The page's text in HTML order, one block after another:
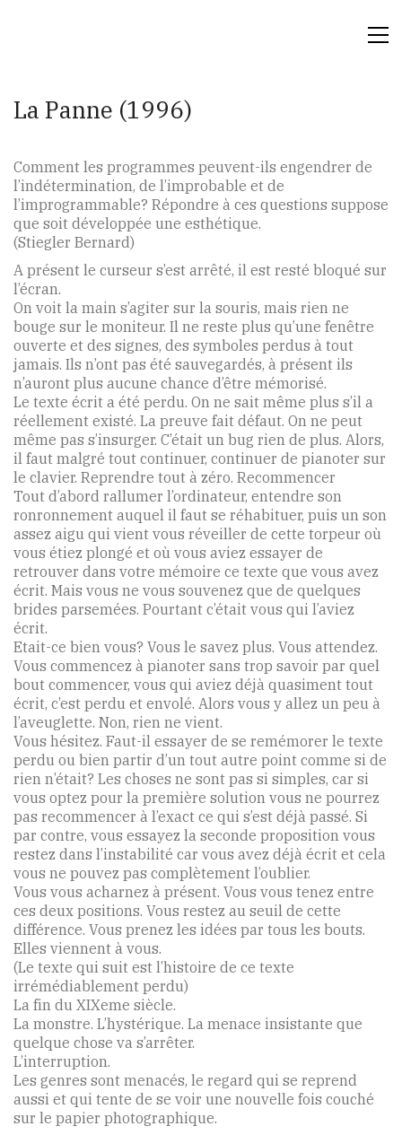
La Panne (1996)
Comment les programmes peuvent-ils engendrer de
l’indétermination, de l’improbable et de
l’improgrammable? Répondre à ces questions suppose
que soit développée une esthétique.
(Stiegler Bernard)
A présent le curseur s’est arrêté, il est resté bloqué sur
l’écran.
On voit la main s’agiter sur la souris, mais rien ne
bouge sur le moniteur. Il ne reste plus qu’une fenêtre
ouverte et des signes, des symboles perdus à tout
jamais. Ils n’ont pas été sauvegardés, à présent ils
n’auront plus aucune chance d’être mémorisé.
Le texte écrit a été perdu. On ne sait même plus s’il a
réellement existé. La preuve fait défaut. On ne peut
même pas s’insurger. C’était un bug rien de plus. Alors,
il faut malgré tout continuer, continuer de pianoter sur
le clavier. Reprendre tout à zéro. Recommencer
Tout d’abord rallumer l’ordinateur, entendre son
ronronnement auquel il faut se réhabituer, puis un son
assez aigu qui vient vous réveiller de cette torpeur où
vous étiez plongé et où vous aviez essayer de
retrouver dans votre mémoire ce texte que vous avez
écrit. Mais vous ne vous souvenez que de quelques
brides parsemées. Pourtant c’était vous qui l’aviez
écrit.
Etait-ce bien vous? Vous le savez plus. Vous attendez.
Vous commencez à pianoter sans trop savoir par quel
bout commencer, vous qui aviez déjà quasiment tout
écrit, c’est perdu et envolé. Alors vous y allez un peu à
l’aveuglette. Non, rien ne vient.
Vous hésitez. Faut-il essayer de se remémorer le texte
perdu ou bien partir d’un tout autre point comme si de
rien n’était? Les choses ne sont pas si simples, car si
vous optez pour la première solution vous ne pourrez
pas recommencer à l’exact ce qui s’est déjà passé. Si
par contre, vous essayez la seconde proposition vous
restez dans l’instabilité car vous avez déjà écrit et cela
vous ne pouvez pas complètement l’oublier.
Vous vous acharnez à présent. Vous vous tenez entre
ces deux positions. Vous restez au seuil de cette
différence. Vous prenez les idées par tous les bouts.
Elles viennent à vous.
(Le texte qui suit est l’histoire de ce texte
irrémédiablement perdu)
La fin du XIXeme siècle.
La monstre. L’hystérique. La menace insistante que
quelque chose va s’arrêter.
L’interruption.
Les genres sont menacés, le regard qui se reprend
aussi et qui tente de se voir une nouvelle fois couché
sur le papier photographique.